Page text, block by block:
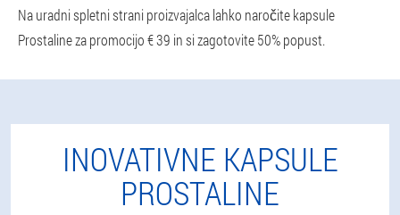
Na uradni spletni strani proizvajalca lahko naročite kapsule
Prostaline za promocijo € 39 in si zagotovite 50% popust.
INOVATIVNE KAPSULE
PROSTALINE